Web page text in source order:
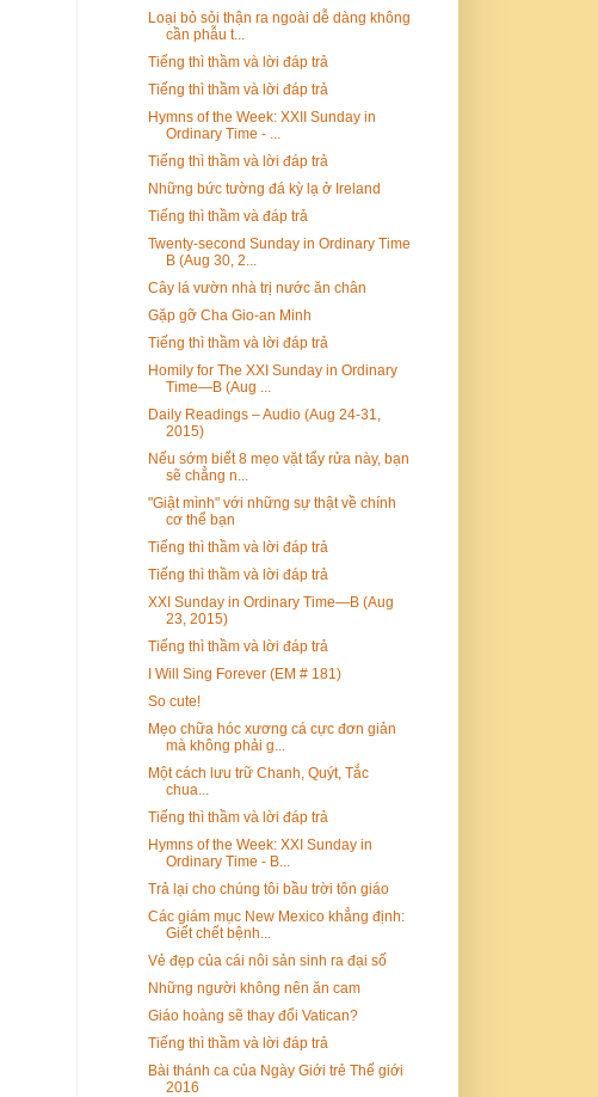
Loại bỏ sỏi thận ra ngoài dễ dàng không
cần phẫu t...
Tiếng thì thầm và lời đáp trả
Tiếng thì thầm và lời đáp trả
Hymns of the Week: XXII Sunday in
Ordinary Time - ...
Tiếng thì thầm và lời đáp trả
Những bức tường đá kỳ lạ ở Ireland
Tiếng thì thầm và đáp trả
Twenty-second Sunday in Ordinary Time
B (Aug 30, 2...
Cây lá vườn nhà trị nước ăn chân
Gặp gỡ Cha Gio-an Minh
Tiếng thì thầm và lời đáp trả
Homily for The XXI Sunday in Ordinary
Time—B (Aug ...
Daily Readings – Audio (Aug 24-31,
2015)
Nếu sớm biết 8 mẹo vặt tẩy rửa này, bạn
sẽ chẳng n...
"Giật mình" với những sự thật về chính
cơ thể bạn
Tiếng thì thầm và lời đáp trả
Tiếng thì thầm và lời đáp trả
XXI Sunday in Ordinary Time—B (Aug
23, 2015)
Tiếng thì thầm và lời đáp trả
I Will Sing Forever (EM # 181)
So cute!
Mẹo chữa hóc xương cá cực đơn giản
mà không phải g...
Một cách lưu trữ Chanh, Quýt, Tắc
chua...
Tiếng thì thầm và lời đáp trả
Hymns of the Week: XXI Sunday in
Ordinary Time - B...
Trả lại cho chúng tôi bầu trời tôn giáo
Các giám mục New Mexico khẳng định:
Giết chết bệnh...
Vẻ đẹp của cái nôi sản sinh ra đại số
Những người không nên ăn cam
Giáo hoàng sẽ thay đổi Vatican?
Tiếng thì thầm và lời đáp trả
Bài thánh ca của Ngày Giới trẻ Thế giới
2016